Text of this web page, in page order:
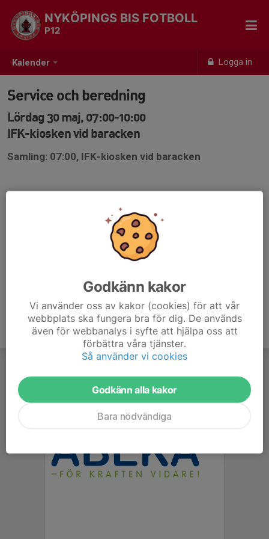
Kalender Logga in
NYKÖPINGS BIS FOTBOLL
P12
Service och beredning
Lördag 30 maj, 07:00-10:00
IFK-kiosken vid baracken
Samling: 07:00, IFK-kiosken vid baracken
Godkänn kakor
Vi använder oss av kakor (cookies) för att vår
webbplats ska fungera bra för dig. De används
även för webbanalys i syfte att hjälpa oss att
förbättra våra tjänster.
Så använder vi cookies
Godkänn alla kakor
Bara nödvändiga